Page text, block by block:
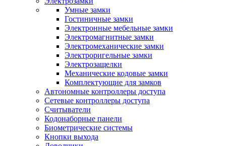
Умные замки
Гостиничные замки
Электронные мебельные замки
Электромагнитные замки
Электромеханические замки
Электроригельные замки
Электрозащелки
Механические кодовые замки
Комплектующие для замков
Автономные контроллеры доступа
Сетевые контроллеры доступа
Считыватели
Кодонаборные панели
Биометрические системы
Кнопки выхода